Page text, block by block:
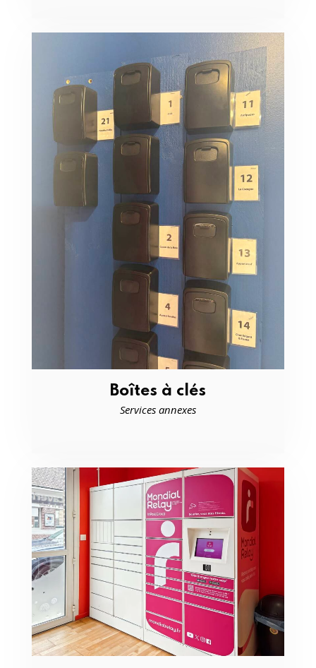
Boîtes à clés
Services annexes